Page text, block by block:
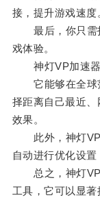
接，提升游戏速度
最后，你只需
戏体验。
神灯VP加速器
它能够在全球
择距离自己最近
效果。
此外，神灯VP
自动进行优化设置
总之，神灯VP
工具，它可以显